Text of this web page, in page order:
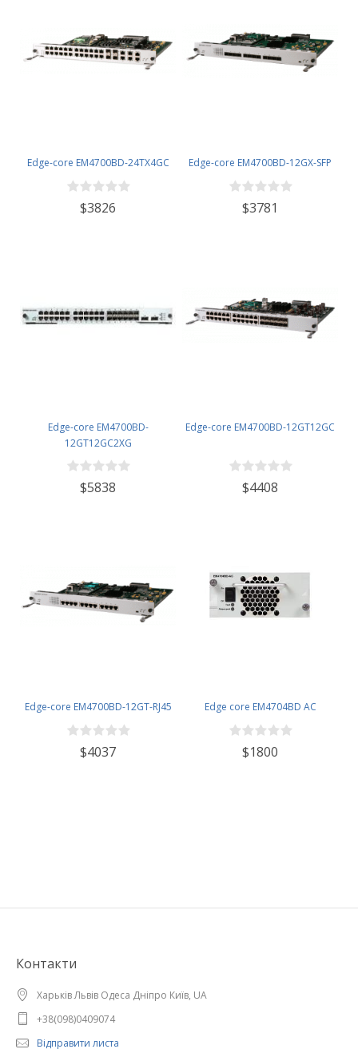
Edge-core EM4700BD-24TX4GC
$3826
Edge-core EM4700BD-12GX-SFP
$3781
Edge-core EM4700BD-
12GT12GC2XG
$5838
Edge-core EM4700BD-12GT12GC
$4408
Edge-core EM4700BD-12GT-RJ45
$4037
Edge core EM4704BD AC
$1800
Контакти
Харьків Львів Одеса Дніпро Київ, UA
+38(098)0409074
Відправити листа